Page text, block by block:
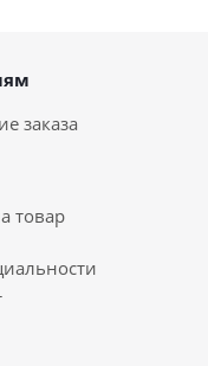
заказа
товар